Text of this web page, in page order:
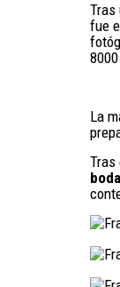
Tras
fue
La
Tras
boda